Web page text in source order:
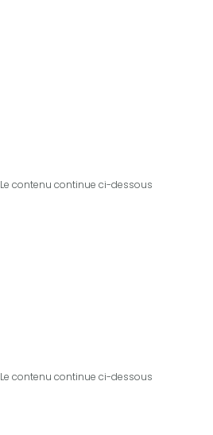
Le contenu continue ci-dessous
Le contenu continue ci-dessous